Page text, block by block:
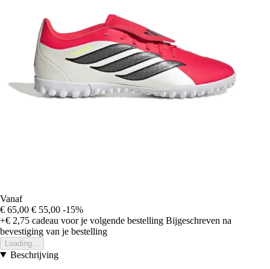
Vanaf
€ 65,00 € 55,00 -15%
+€ 2,75 cadeau voor je volgende bestelling Bijgeschreven na
bevestiging van je bestelling
Loading...
Beschrijving